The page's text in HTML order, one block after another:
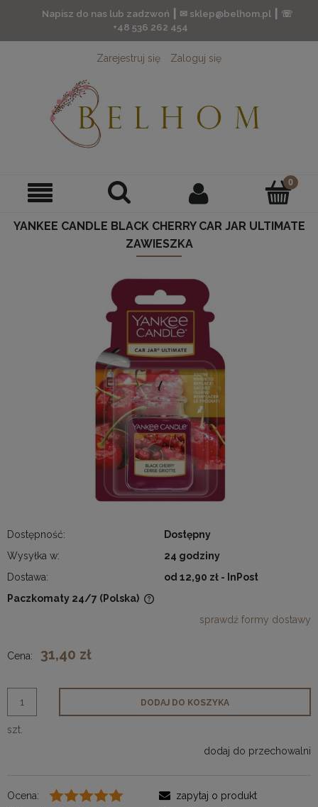
Napisz do nas lub zadzwoń ┃ ✉ sklep@belhom.pl ┃ ☏
+48 536 262 454
Zarejestruj się Zaloguj się
YANKEE CANDLE BLACK CHERRY CAR JAR ULTIMATE
ZAWIESZKA
Dostępność:
Dostępny
Wysyłka w:
24 godziny
Dostawa:
od 12,90 zł - InPost
Paczkomaty 24/7 (Polska)
sprawdź formy dostawy
Cena: 31,40 zł
szt.
DODAJ DO KOSZYKA
dodaj do przechowalni
Ocena:
zapytaj o produkt